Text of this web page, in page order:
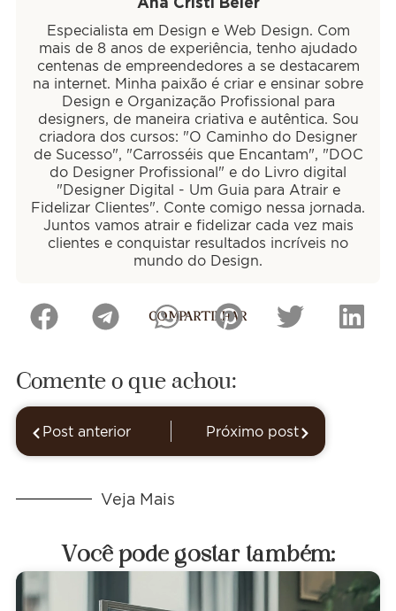
Especialista em Design e Web Design. Com
mais de 8 anos de experiência, tenho ajudado
centenas de empreendedores a se destacarem
na internet. Minha paixão é criar e ensinar sobre
Design e Organização Profissional para
designers, de maneira criativa e autêntica. Sou
criadora dos cursos: "O Caminho do Designer
de Sucesso", "Carrosséis que Encantam", "DOC
do Designer Profissional" e do Livro digital
"Designer Digital - Um Guia para Atrair e
Fidelizar Clientes". Conte comigo nessa jornada.
Juntos vamos atrair e fidelizar cada vez mais
clientes e conquistar resultados incríveis no
mundo do Design.
COMPARTILHAR
Comente o que achou:
Post anterior Próximo post
Veja Mais
Você pode gostar também: